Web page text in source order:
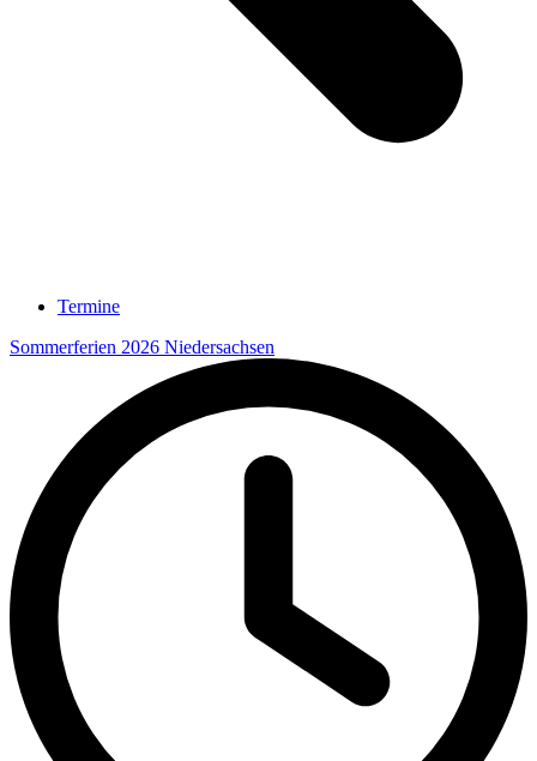
Termine
Sommerferien 2026 Niedersachsen